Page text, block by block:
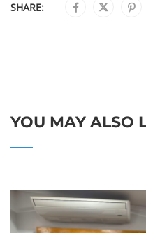
SHARE:
YOU MAY ALSO